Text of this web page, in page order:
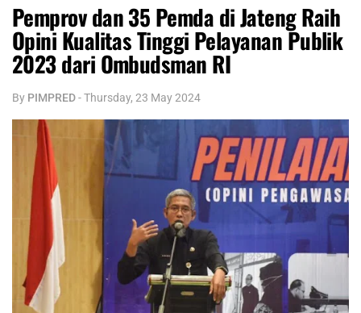
Pemprov dan 35 Pemda di Jateng Raih
Opini Kualitas Tinggi Pelayanan Publik
2023 dari Ombudsman RI
By PIMPRED-Thursday, 23 May 2024